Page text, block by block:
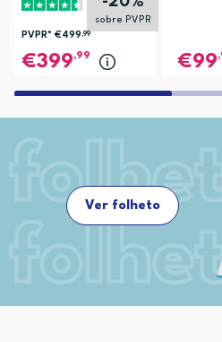
sobre PVPR
PVPR* €499,99
399,99 99
Ver folheto